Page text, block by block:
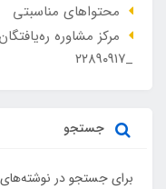
محتواهای مناسبتی
_۲۲۸۹۰۹۱۷
جستجو
برای جستجو در